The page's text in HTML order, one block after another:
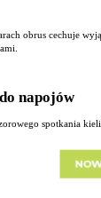
obrus cechuje
napojów
spotkania